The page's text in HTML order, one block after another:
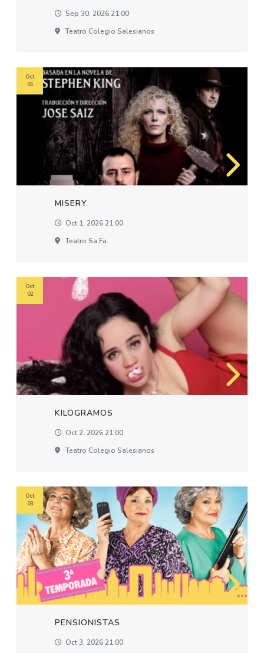
Sep 30, 2026 21:00
Teatro Colegio Salesianos
MISERY
Oct 1, 2026 21:00
Teatro Sa.fa.
Oct
01
KILOGRAMOS
Oct 2, 2026 21:00
Teatro Colegio Salesianos
Oct
02
PENSIONISTAS
Oct 3, 2026 21:00
Oct
03